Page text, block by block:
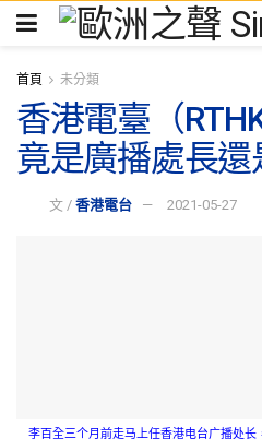
首頁 未分類
香港電臺（
竟是廣播處長還
文 / 香港電台 2021-05-27
李百全三个月前走马上任香港电台广播处